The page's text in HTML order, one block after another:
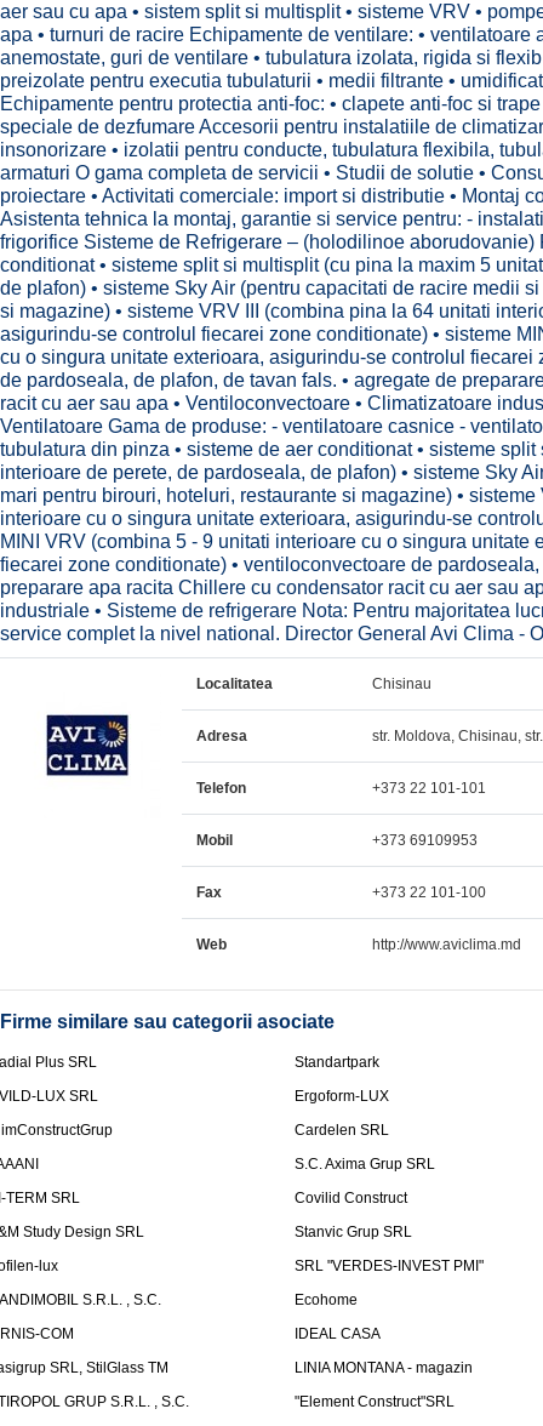
aer sau cu apa • sistem split si multisplit • sisteme VRV •
apa • turnuri de racire Echipamente de ventilare: • ventilatoare
anemostate, guri de ventilare • tubulatura izolata, rigida si
preizolate pentru executia tubulaturii • medii filtrante •
Echipamente pentru protectia anti-foc: • clapete anti-foc si
speciale de dezfumare Accesorii pentru instalatiile de
insonorizare • izolatii pentru conducte, tubulatura flexibila,
armaturi O gama completa de servicii • Studii de solutie •
proiectare • Activitati comerciale: import si distributie • Montaj
Asistenta tehnica la montaj, garantie si service pentru: -
frigorifice Sisteme de Refrigerare – (holodilinoe aborudovanie)
conditionat • sisteme split si multisplit (cu pina la maxim 5
de plafon) • sisteme Sky Air (pentru capacitati de racire medii
si magazine) • sisteme VRV III (combina pina la 64 unitati
asigurindu-se controlul fiecarei zone conditionate) • sisteme
cu o singura unitate exterioara, asigurindu-se controlul fiecarei
de pardoseala, de plafon, de tavan fals. • agregate de
racit cu aer sau apa • Ventiloconvectoare • Climatizatoare
Ventilatoare Gama de produse: - ventilatoare casnice -
tubulatura din pinza • sisteme de aer conditionat • sisteme
interioare de perete, de pardoseala, de plafon) • sisteme Sky
mari pentru birouri, hoteluri, restaurante si magazine) •
interioare cu o singura unitate exterioara, asigurindu-se
MINI VRV (combina 5 - 9 unitati interioare cu o singura unitate
fiecarei zone conditionate) • ventiloconvectoare de
preparare apa racita Chillere cu condensator racit cu aer sau
industriale • Sisteme de refrigerare Nota: Pentru majoritatea
service complet la nivel national. Director General Avi Clima -
Localitatea Chisinau
Adresa str. Moldova, Chisinau,
Telefon +373 22 101-101
Mobil +373 69109953
Fax +373 22 101-100
Web http://www.aviclima.md
Firme similare sau categorii asociate
Plus SRL
Standartpark
LUX SRL
Ergoform-LUX
Cardelen SRL
S.C. Axima Grup SRL
TERM SRL
Covilid Construct
Study Design SRL
Stanvic Grup SRL
lux
SRL "VERDES-INVEST PMI"
S.R.L. , S.C.
Ecohome
COM
IDEAL CASA
SRL, StilGlass TM
LINIA MONTANA - magazin
GRUP S.R.L. , S.C.
"Element Construct"SRL